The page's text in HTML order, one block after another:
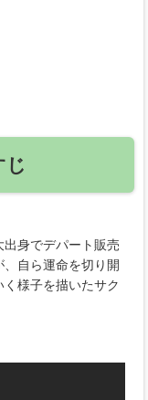
じ
身でデパート販売
自ら運命を切り開
様子を描いたサク